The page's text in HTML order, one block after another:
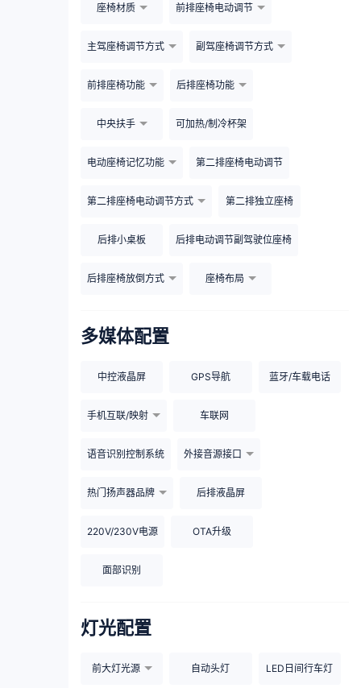
座椅材质 前排座椅电动调节
主驾座椅调节方式 副驾座椅调节方式
前排座椅功能 后排座椅功能
中央扶手 可加热/制冷杯架
电动座椅记忆功能 第二排座椅电动调节
第二排座椅电动调节方式 第二排独立座椅
后排小桌板 后排电动调节副驾驶位座椅
后排座椅放倒方式 座椅布局
多媒体配置
中控液晶屏 GPS导航 蓝牙/车载电话
手机互联/映射 车联网
语音识别控制系统 外接音源接口
热门扬声器品牌 后排液晶屏
220V/230V电源 OTA升级
面部识别
灯光配置
前大灯光源 自动头灯 LED日间行车灯